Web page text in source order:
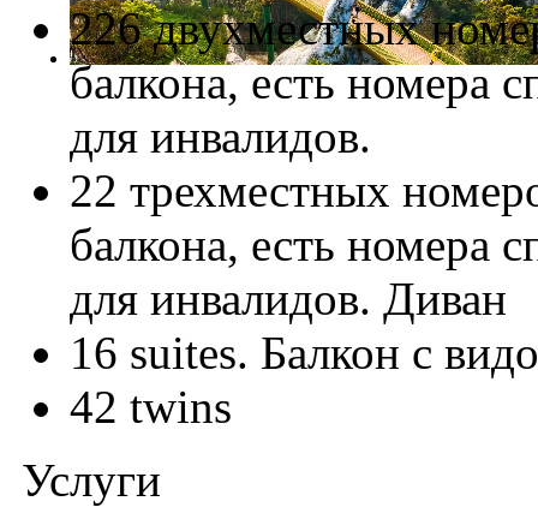
226 двухместных
балкона, есть номера
для инвалидов.
22 трехместных
балкона, есть номера
для инвалидов. Диван
16 suites. Балкон с
42 twins
Услуги